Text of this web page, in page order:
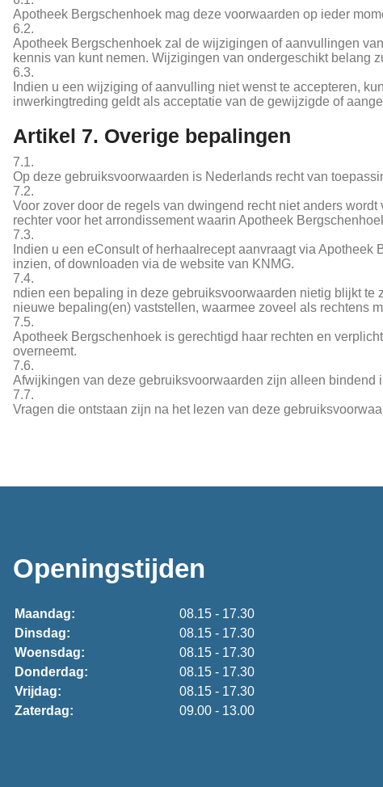
Apotheek Bergschenhoek mag deze voorwaarden op ieder
6.2.
Apotheek Bergschenhoek zal de wijzigingen of aanvullingen
kennis van kunt nemen. Wijzigingen van ondergeschikt belang
6.3.
Indien u een wijziging of aanvulling niet wenst te accepteren,
inwerkingtreding geldt als acceptatie van de gewijzigde of
Artikel 7. Overige bepalingen
7.1.
Op deze gebruiksvoorwaarden is Nederlands recht van
7.2.
Voor zover door de regels van dwingend recht niet anders
rechter voor het arrondissement waarin Apotheek
7.3.
Indien u een eConsult of herhaalrecept aanvraagt via
inzien, of downloaden via de website van KNMG.
7.4.
ndien een bepaling in deze gebruiksvoorwaarden nietig blijkt
nieuwe bepaling(en) vaststellen, waarmee zoveel als rechtens
7.5.
Apotheek Bergschenhoek is gerechtigd haar rechten en
overneemt.
7.6.
Afwijkingen van deze gebruiksvoorwaarden zijn alleen
7.7.
Vragen die ontstaan zijn na het lezen van deze
Openingstijden
Maandag:
08.15 - 17.30
Dinsdag:
08.15 - 17.30
Woensdag:
08.15 - 17.30
Donderdag:
08.15 - 17.30
Vrijdag:
08.15 - 17.30
Zaterdag:
09.00 - 13.00